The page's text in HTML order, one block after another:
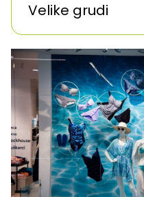
Velike grudi